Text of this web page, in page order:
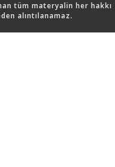
tüm materyalin her hakkı
alıntılanamaz.